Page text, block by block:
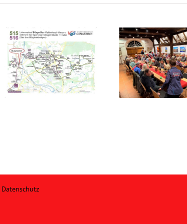
Volles Haus bei der
Weihnachtsfeier
Datenschutz